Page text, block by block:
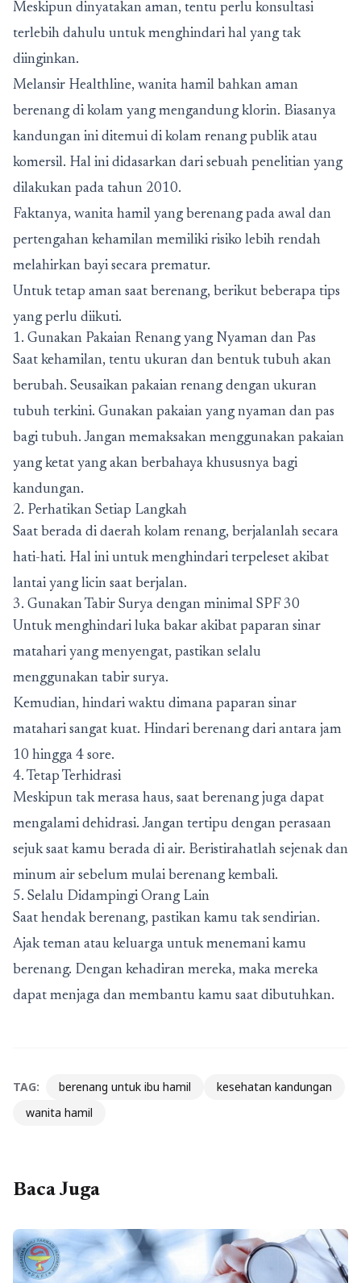
Meskipun dinyatakan aman, tentu perlu konsultasi
terlebih dahulu untuk menghindari hal yang tak
diinginkan.
Melansir Healthline, wanita hamil bahkan aman
berenang di kolam yang mengandung klorin. Biasanya
kandungan ini ditemui di kolam renang publik atau
komersil. Hal ini didasarkan dari sebuah penelitian yang
dilakukan pada tahun 2010.
Faktanya, wanita hamil yang berenang pada awal dan
pertengahan kehamilan memiliki risiko lebih rendah
melahirkan bayi secara prematur.
Untuk tetap aman saat berenang, berikut beberapa tips
yang perlu diikuti.
1. Gunakan Pakaian Renang yang Nyaman dan Pas
Saat kehamilan, tentu ukuran dan bentuk tubuh akan
berubah. Seusaikan pakaian renang dengan ukuran
tubuh terkini. Gunakan pakaian yang nyaman dan pas
bagi tubuh. Jangan memaksakan menggunakan pakaian
yang ketat yang akan berbahaya khususnya bagi
kandungan.
2. Perhatikan Setiap Langkah
Saat berada di daerah kolam renang, berjalanlah secara
hati-hati. Hal ini untuk menghindari terpeleset akibat
lantai yang licin saat berjalan.
3. Gunakan Tabir Surya dengan minimal SPF 30
Untuk menghindari luka bakar akibat paparan sinar
matahari yang menyengat, pastikan selalu
menggunakan tabir surya.
Kemudian, hindari waktu dimana paparan sinar
matahari sangat kuat. Hindari berenang dari antara jam
10 hingga 4 sore.
4. Tetap Terhidrasi
Meskipun tak merasa haus, saat berenang juga dapat
mengalami dehidrasi. Jangan tertipu dengan perasaan
sejuk saat kamu berada di air. Beristirahatlah sejenak dan
minum air sebelum mulai berenang kembali.
5. Selalu Didampingi Orang Lain
Saat hendak berenang, pastikan kamu tak sendirian.
Ajak teman atau keluarga untuk menemani kamu
berenang. Dengan kehadiran mereka, maka mereka
dapat menjaga dan membantu kamu saat dibutuhkan.
TAG: berenang untuk ibu hamil
kesehatan kandungan
wanita hamil
Baca Juga